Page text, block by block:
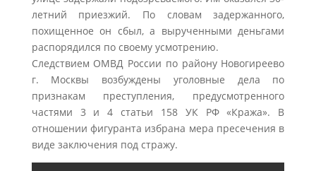
летний приезжий. По словам задержанного,
похищенное он сбыл, а вырученными деньгами
распорядился по своему усмотрению.
Следствием ОМВД России по району Новогиреево
г. Москвы возбуждены уголовные дела по
признакам преступления, предусмотренного
частями 3 и 4 статьи 158 УК РФ «Кража». В
отношении фигуранта избрана мера пресечения в
виде заключения под стражу.